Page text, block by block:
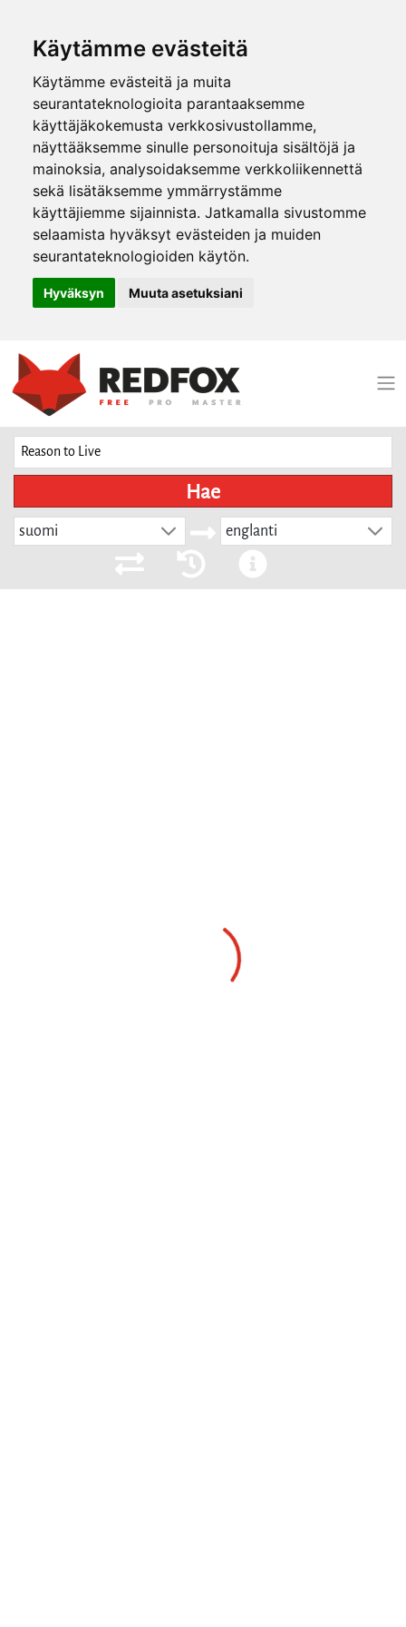
Käytämme evästeitä
Käytämme evästeitä ja muita
seurantateknologioita parantaaksemme
käyttäjäkokemusta verkkosivustollamme,
näyttääksemme sinulle personoituja sisältöjä ja
mainoksia, analysoidaksemme verkkoliikennettä
sekä lisätäksemme ymmärrystämme
käyttäjiemme sijainnista. Jatkamalla sivustomme
selaamista hyväksyt evästeiden ja muiden
seurantateknologioiden käytön.
Hyväksyn Muuta asetuksiani
Hae
suomi englanti